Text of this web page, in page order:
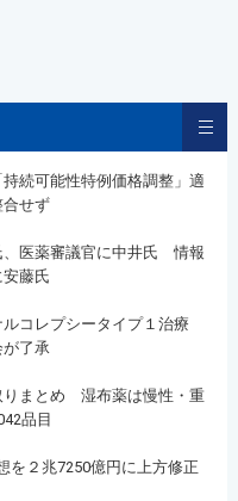
続可能性特例価格調整」適
せず
医薬審議官に中井氏 情報
藤氏
コレプシータイプ１治療
了承
りまとめ 湿布薬は慢性・重
品目
を２兆7250億円に上方修正